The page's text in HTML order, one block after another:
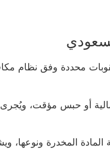
محددة وفق نظام
أو حبس مؤقت، ويُجرى
المادة المخدرة